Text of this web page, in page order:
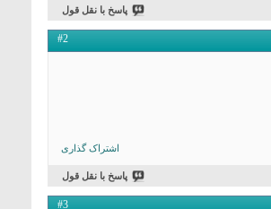
پاسخ با نقل قول
#2
اشتراک گذاری
پاسخ با نقل قول
#3